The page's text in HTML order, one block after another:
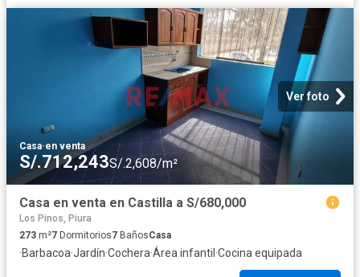
Ver foto
Casa·en venta
S/.712,243S/.2,608/m²
Casa en venta en Castilla a S/680,000
Los Pinos, Piura
273 m²7 Dormitorios7 BañosCasa
·Barbacoa·Jardín·Cochera·Área infantil ·Cocina equipada